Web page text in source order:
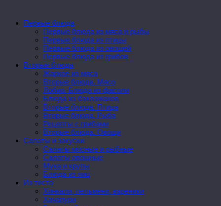
Первые блюда
Первые блюда из мяса и рыбы
Первые блюда из птицы
Первые блюда из овощей
Первые блюда из грибов
Вторые блюда
Жаркое из мяса
Вторые блюда. Мясо
Лобио. Блюда из фасоли
Блюда из баклажанов
Вторые блюда. Птица
Вторые блюда. Рыба
Рецепты с грибами
Вторые блюда. Овощи
Салаты и закуски
Салаты мясные и рыбные
Салаты овощные
Мука и крупы
Блюда из яиц
Из теста
Хинкали, пельмени, вареники
Хачапури